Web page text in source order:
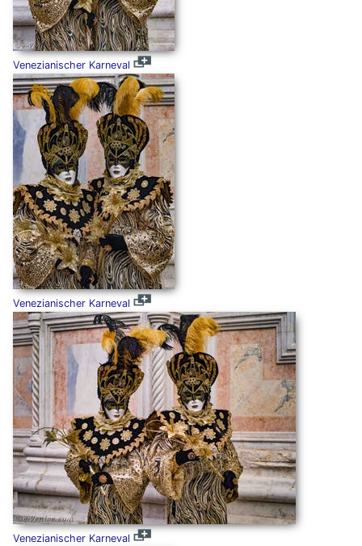
Venezianischer Karneval
Venezianischer Karneval
Venezianischer Karneval